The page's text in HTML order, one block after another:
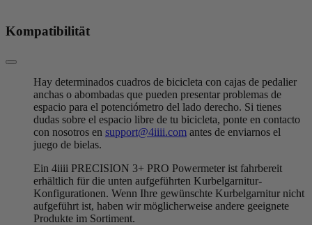
Kompatibilität
Hay determinados cuadros de bicicleta con cajas de pedalier
anchas o abombadas que pueden presentar problemas de
espacio para el potenciómetro del lado derecho. Si tienes
dudas sobre el espacio libre de tu bicicleta, ponte en contacto
con nosotros en support@4iiii.com antes de enviarnos el
juego de bielas.
Ein 4iiii PRECISION 3+ PRO Powermeter ist fahrbereit
erhältlich für die unten aufgeführten Kurbelgarnitur-
Konfigurationen. Wenn Ihre gewünschte Kurbelgarnitur nicht
aufgeführt ist, haben wir möglicherweise andere geeignete
Produkte im Sortiment.